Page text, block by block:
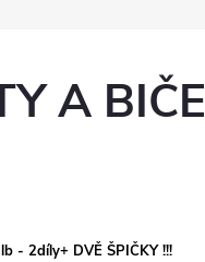
A BIČE
- 2díly+ DVĚ ŠPIČKY !!!